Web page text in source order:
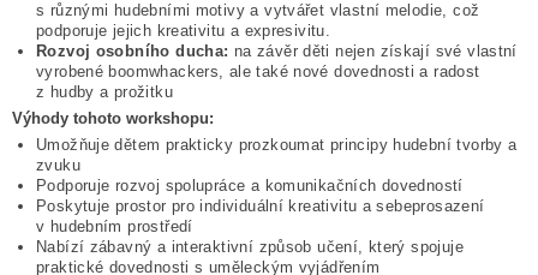
s různými hudebními motivy a vytvářet vlastní melodie, což
podporuje jejich kreativitu a expresivitu.
Rozvoj osobního ducha: na závěr děti nejen získají své vlastní
vyrobené boomwhackers, ale také nové dovednosti a radost
z hudby a prožitku
Výhody tohoto workshopu:
Umožňuje dětem prakticky prozkoumat principy hudební tvorby a
zvuku
Podporuje rozvoj spolupráce a komunikačních dovedností
Poskytuje prostor pro individuální kreativitu a sebeprosazení
v hudebním prostředí
Nabízí zábavný a interaktivní způsob učení, který spojuje
praktické dovednosti s uměleckým vyjádřením